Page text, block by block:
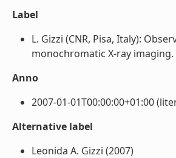
Label
L. Gizzi (CNR, Pisa, Italy):
monochromatic X-ray
Anno
2007-01-01T00:00:00+01:00
Alternative label
Leonida A. Gizzi (2007)